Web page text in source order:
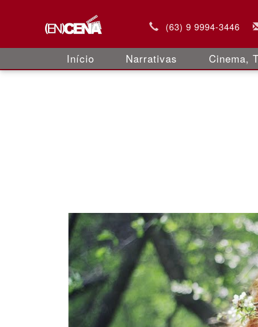
(63) 9 9994-3446
Início Narrativas Cinema,